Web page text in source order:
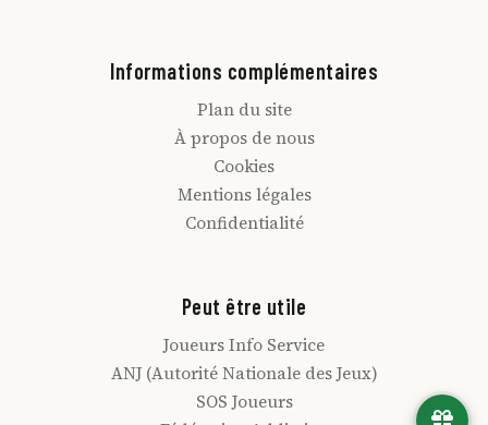
Informations complémentaires
Plan du site
À propos de nous
Сookies
Mentions légales
Сonfidentialité
Peut être utile
Joueurs Info Service
ANJ (Autorité Nationale des Jeux)
SOS Joueurs